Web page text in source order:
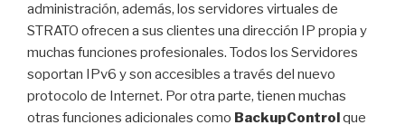
administración, además, los servidores virtuales de
STRATO ofrecen a sus clientes una dirección IP propia y
muchas funciones profesionales. Todos los Servidores
soportan IPv6 y son accesibles a través del nuevo
protocolo de Internet. Por otra parte, tienen muchas
otras funciones adicionales como BackupControl que